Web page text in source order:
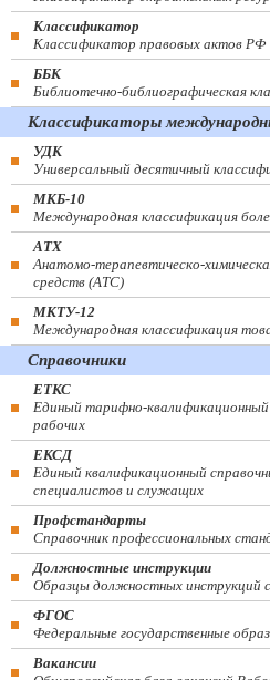
Классификатор
Классификатор правовых актов РФ
ББК
Библиотечно-библиографическая
Классификаторы
УДК
Универсальный десятичный
МКБ-10
Международная классификация
АТХ
Анатомо-терапевтическо-
средств (ATC)
МКТУ-12
Международная классификация
Справочники
ЕТКС
Единый тарифно-
рабочих
ЕКСД
Единый квалификационный
специалистов и служащих
Профстандарты
Справочник профессиональных
Должностные инструкции
Образцы должностных инструкций
ФГОС
Федеральные государственные
Вакансии